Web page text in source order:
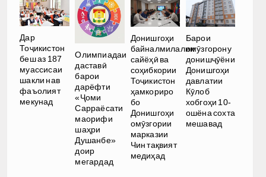
Дар
Тоҷикистон
беш аз 187
муассисаи
шакли нав
фаъолият
мекунад
Олимпиадаи
даставӣ
барои
дарёфти
«Ҷоми
Сарраёсати
маорифи
шаҳри
Душанбе»
доир
мегардад
Донишгоҳи
байналмилалии
сайёҳӣ ва
соҳибкории
Тоҷикистон
ҳамкориро
бо
Донишгоҳи
омӯзгории
марказии
Чин тақвият
медиҳад
Барои
омӯзгорону
донишҷӯёни
Донишгоҳи
давлатии
Кӯлоб
хобгоҳи 10-
ошёна сохта
мешавад